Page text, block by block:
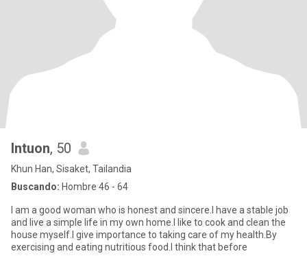
Intuon, 50
Khun Han, Sisaket, Tailandia
Buscando: Hombre 46 - 64
I am a good woman who is honest and sincere.I have a stable job
and live a simple life in my own home.I like to cook and clean the
house myself.I give importance to taking care of my health.By
exercising and eating nutritious food.I think that before